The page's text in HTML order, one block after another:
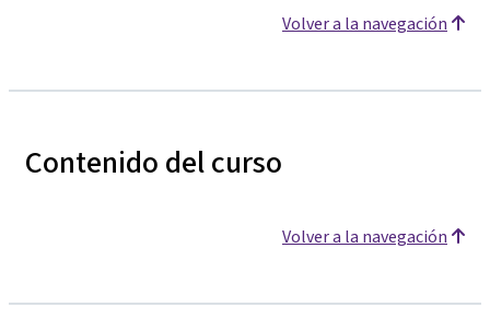
Volver a la navegación
Contenido del curso
Volver a la navegación